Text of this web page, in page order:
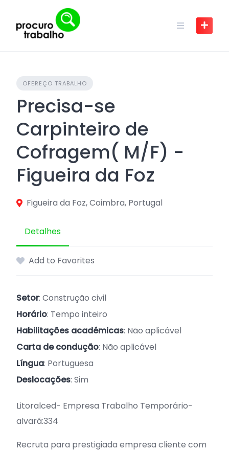
content
OFEREÇO TRABALHO
Precisa-se
Carpinteiro de
Cofragem( M/F) -
Figueira da Foz
Figueira da Foz, Coimbra, Portugal
Detalhes
Add to Favorites
Setor: Construção civil
Horário: Tempo inteiro
Habilitações académicas: Não aplicável
Carta de condução: Não aplicável
Língua: Portuguesa
Deslocações: Sim
Litoralced- Empresa Trabalho Temporário-
alvará:334
Recruta para prestigiada empresa cliente com